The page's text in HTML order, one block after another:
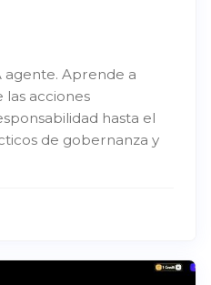
agente. Aprende a
las acciones
hasta el
de gobernanza y